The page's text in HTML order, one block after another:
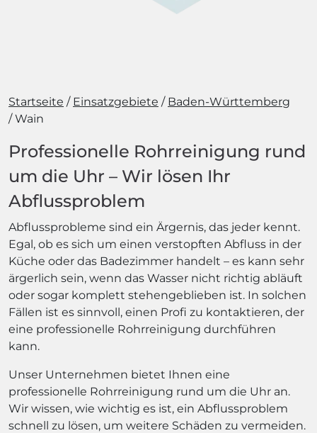
Startseite Einsatzgebiete
Baden-Württemberg
Wain
Professionelle Rohrreinigung rund
um die Uhr – Wir lösen Ihr
Abflussproblem
Abflussprobleme sind ein Ärgernis, das jeder kennt.
Egal, ob es sich um einen verstopften Abfluss in der
Küche oder das Badezimmer handelt – es kann sehr
ärgerlich sein, wenn das Wasser nicht richtig abläuft
oder sogar komplett stehengeblieben ist. In solchen
Fällen ist es sinnvoll, einen Profi zu kontaktieren, der
eine professionelle Rohrreinigung durchführen
kann.
Unser Unternehmen bietet Ihnen eine
professionelle Rohrreinigung rund um die Uhr an.
Wir wissen, wie wichtig es ist, ein Abflussproblem
schnell zu lösen, um weitere Schäden zu vermeiden.